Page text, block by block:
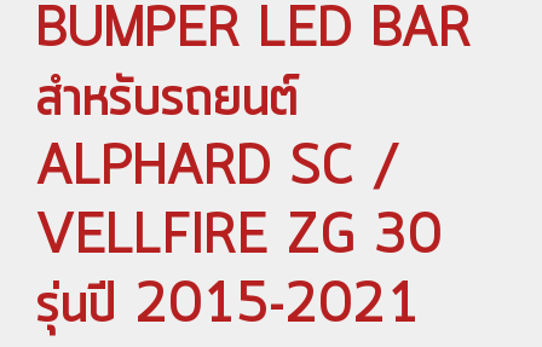
BUMPER LED BAR
สำหรับรถยนต์
ALPHARD SC /
VELLFIRE ZG 30
รุ่นปี 2015-2021